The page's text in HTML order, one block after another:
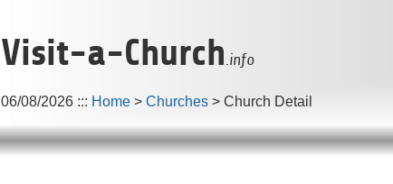
Visit-a-Church.info
06/08/2026 ::: Home > Churches > Church Detail